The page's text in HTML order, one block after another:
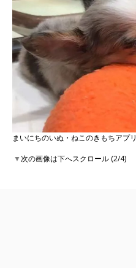
まいにちのいぬ・ねこのきもちアプリ
▼次の画像は下へスクロール (2/4)